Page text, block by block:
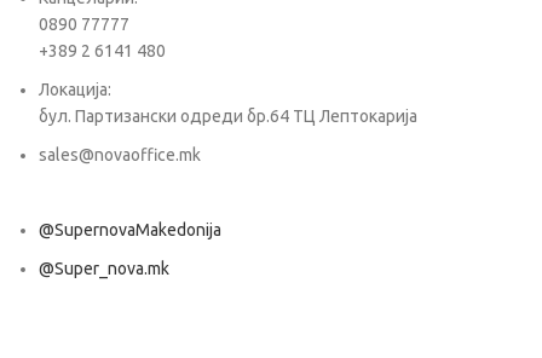
0890 77777
+389 2 6141 480
Локација:
бул. Партизански одреди бр.64 ТЦ Лептокарија
sales@novaoffice.mk
@SupernovaMakedonija
@Super_nova.mk